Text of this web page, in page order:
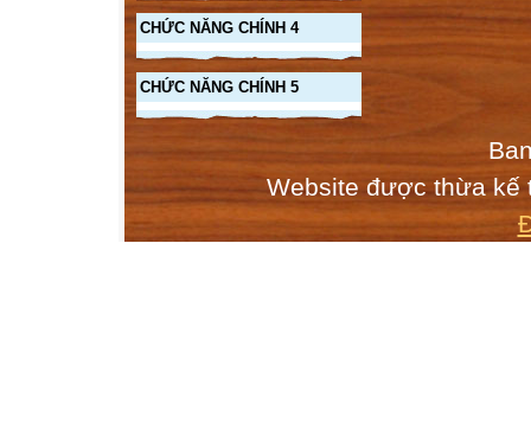
CHỨC NĂNG CHÍNH 4
CHỨC NĂNG CHÍNH 5
4.Có thể chỉnh
lấy đoạn mã
Website được thừa